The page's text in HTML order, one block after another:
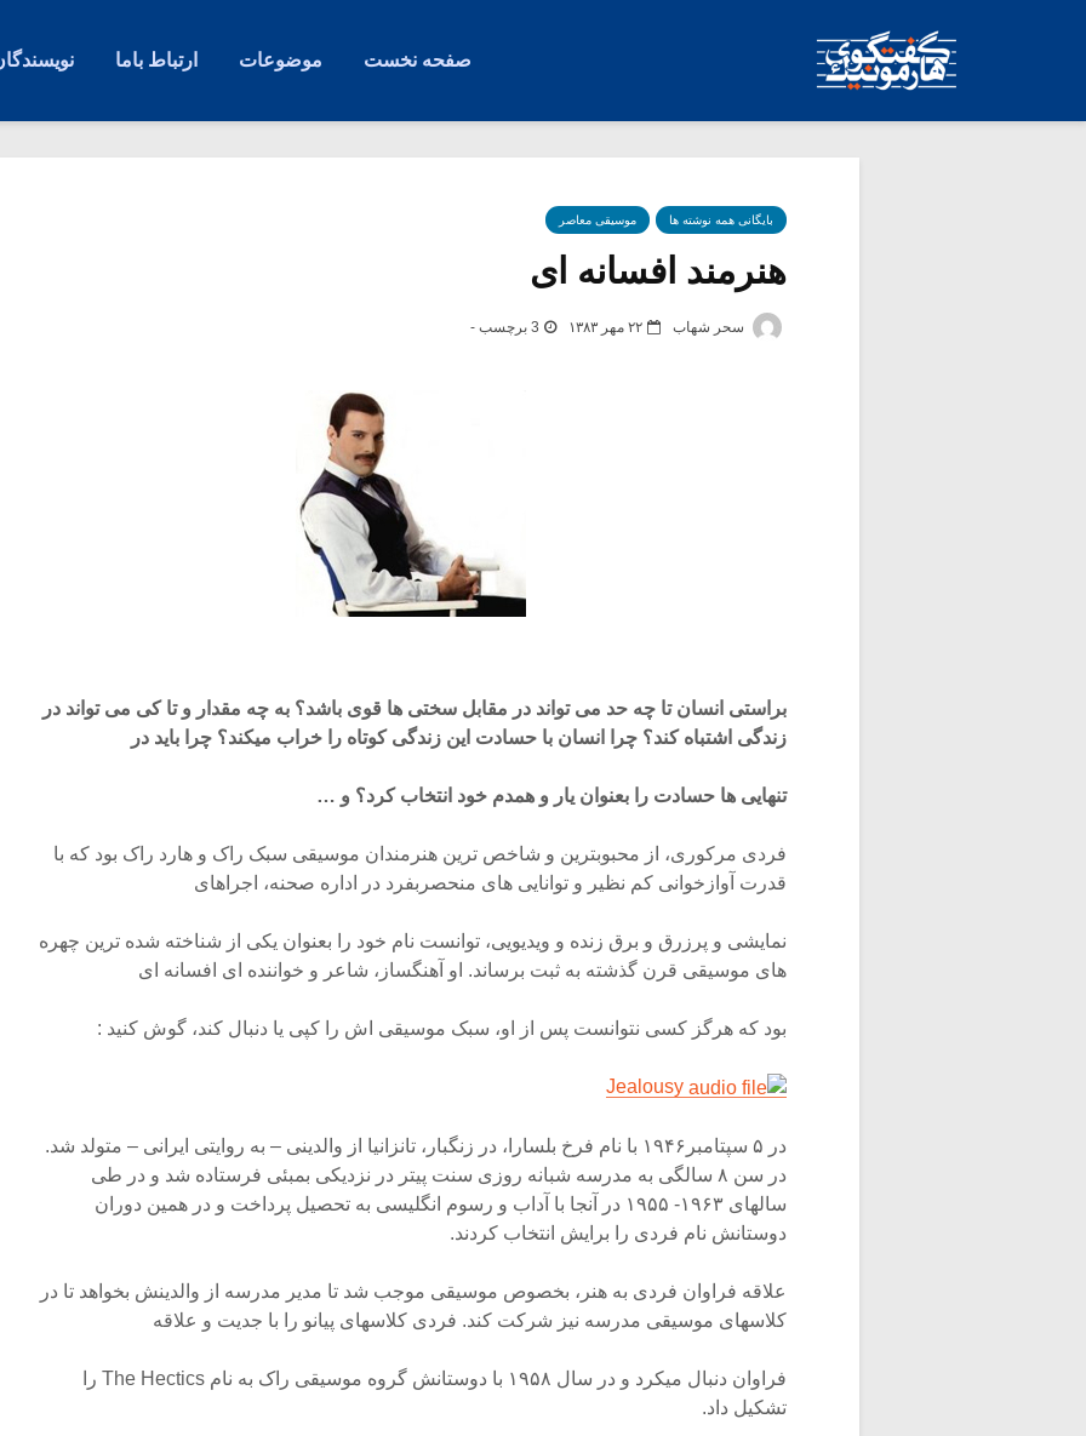
صفحه نخست موضوعات ارتباط باما
بایگانی همه نوشته ها موسیقی معاصر
هنرمند افسانه ای
سحر شهاب ۲۲ مهر ۱۳۸۳ 3 برچسب -
براستی انسان تا چه حد می تواند در مقابل سختی ها قوی باشد؟ به چه مقدار و تا کی می تواند در
زندگی اشتباه کند؟ چرا انسان با حسادت این زندگی کوتاه را خراب میکند؟ چرا باید در
تنهایی ها حسادت را بعنوان یار و همدم خود انتخاب کرد؟ و …
فردی مرکوری، از محبوبترین و شاخص ترین هنرمندان موسیقی سبک راک و هارد راک بود که با
قدرت آوازخوانی کم نظیر و توانایی های منحصربفرد در اداره صحنه، اجراهای
نمایشی و پرزرق و برق زنده و ویدیویی، توانست نام خود را بعنوان یکی از شناخته شده ترین چهره
های موسیقی قرن گذشته به ثبت برساند. او آهنگساز، شاعر و خواننده ای افسانه ای
بود که هرگز کسی نتوانست پس از او، سبک موسیقی اش را کپی یا دنبال کند، گوش کنید :
در ۵ سپتامبر۱۹۴۶ با نام فرخ بلسارا، در زنگبار، تانزانیا از والدینی – به روایتی ایرانی – متولد شد.
در سن ۸ سالگی به مدرسه شبانه روزی سنت پیتر در نزدیکی بمبئی فرستاده شد و در طی
سالهای ۱۹۶۳- ۱۹۵۵ در آنجا با آداب و رسوم انگلیسی به تحصیل پرداخت و در همین دوران
دوستانش نام فردی را برایش انتخاب کردند.
علاقه فراوان فردی به هنر، بخصوص موسیقی موجب شد تا مدیر مدرسه از والدینش بخواهد تا در
کلاسهای موسیقی مدرسه نیز شرکت کند. فردی کلاسهای پیانو را با جدیت و علاقه
فراوان دنبال میکرد و در سال ۱۹۵۸ با دوستانش گروه موسیقی راک به نام The Hectics را
تشکیل داد.